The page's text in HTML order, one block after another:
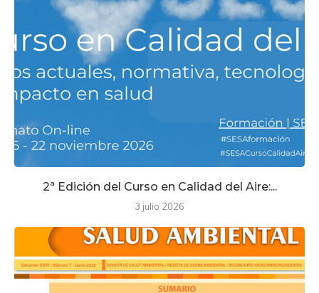
2ª Edición del Curso en Calidad del Aire:...
3 julio 2026